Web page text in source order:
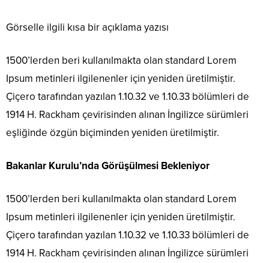
Görselle ilgili kısa bir açıklama yazısı
1500’lerden beri kullanılmakta olan standard Lorem
Ipsum metinleri ilgilenenler için yeniden üretilmiştir.
Çiçero tarafından yazılan 1.10.32 ve 1.10.33 bölümleri de
1914 H. Rackham çevirisinden alınan İngilizce sürümleri
eşliğinde özgün biçiminden yeniden üretilmiştir.
Bakanlar Kurulu’nda Görüşülmesi Bekleniyor
1500’lerden beri kullanılmakta olan standard Lorem
Ipsum metinleri ilgilenenler için yeniden üretilmiştir.
Çiçero tarafından yazılan 1.10.32 ve 1.10.33 bölümleri de
1914 H. Rackham çevirisinden alınan İngilizce sürümleri